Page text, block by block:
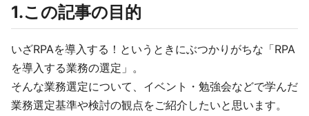
1.この記事の目的
いざRPAを導入する！というときにぶつかりがちな「RPA
を導入する業務の選定」。
そんな業務選定について、イベント・勉強会などで学んだ
業務選定基準や検討の観点をご紹介したいと思います。